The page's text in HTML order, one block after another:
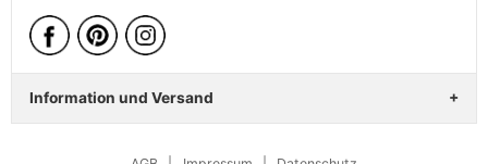
Information und Versand